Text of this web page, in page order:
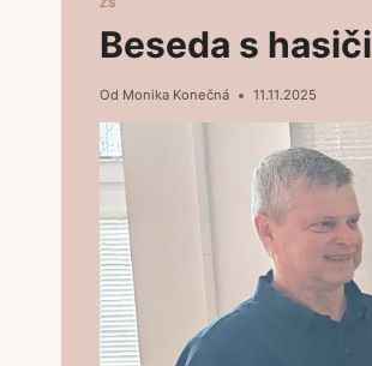
ZŠ
Beseda s hasiči
Od Monika Konečná 11.11.2025